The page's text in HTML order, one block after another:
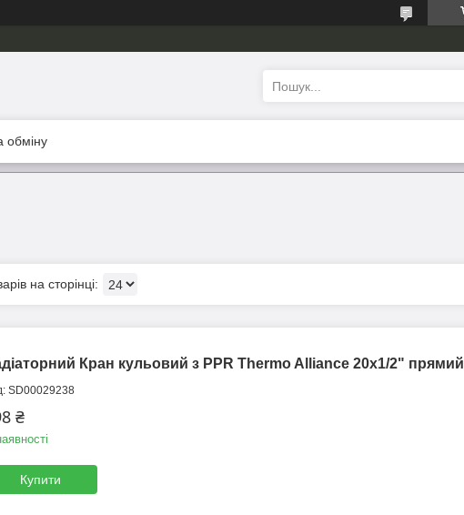
обміну
Кран кульовий з PPR Thermo Alliance 20х1/2" прямий
SD00029238
₴
Купити